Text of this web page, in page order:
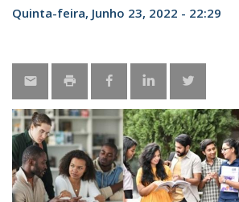
Quinta-feira, Junho 23, 2022 - 22:29